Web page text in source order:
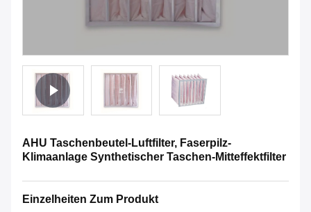
AHU Taschenbeutel-Luftfilter, Faserpilz-
Klimaanlage Synthetischer Taschen-Mitteffektfilter
Einzelheiten Zum Produkt